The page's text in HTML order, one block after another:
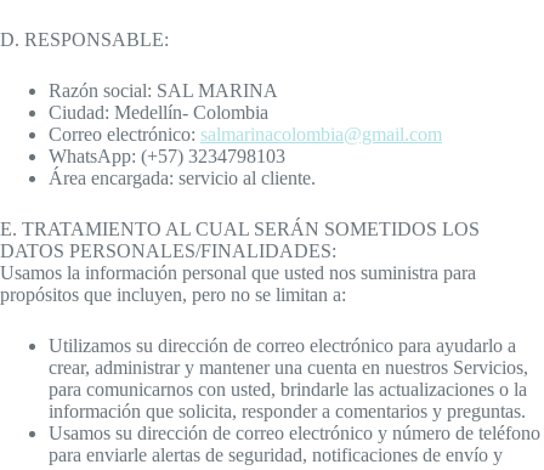
D. RESPONSABLE:
Razón social: SAL MARINA
Ciudad: Medellín- Colombia
Correo electrónico: salmarinacolombia@gmail.com
WhatsApp: (+57) 3234798103
Área encargada: servicio al cliente.
E. TRATAMIENTO AL CUAL SERÁN SOMETIDOS LOS
DATOS PERSONALES/FINALIDADES:
Usamos la información personal que usted nos suministra para
propósitos que incluyen, pero no se limitan a:
Utilizamos su dirección de correo electrónico para ayudarlo a
crear, administrar y mantener una cuenta en nuestros Servicios,
para comunicarnos con usted, brindarle las actualizaciones o la
información que solicita, responder a comentarios y preguntas.
Usamos su dirección de correo electrónico y número de teléfono
para enviarle alertas de seguridad, notificaciones de envío y